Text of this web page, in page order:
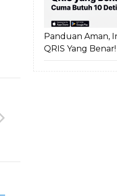
Panduan Aman,
QRIS Yang Benar!